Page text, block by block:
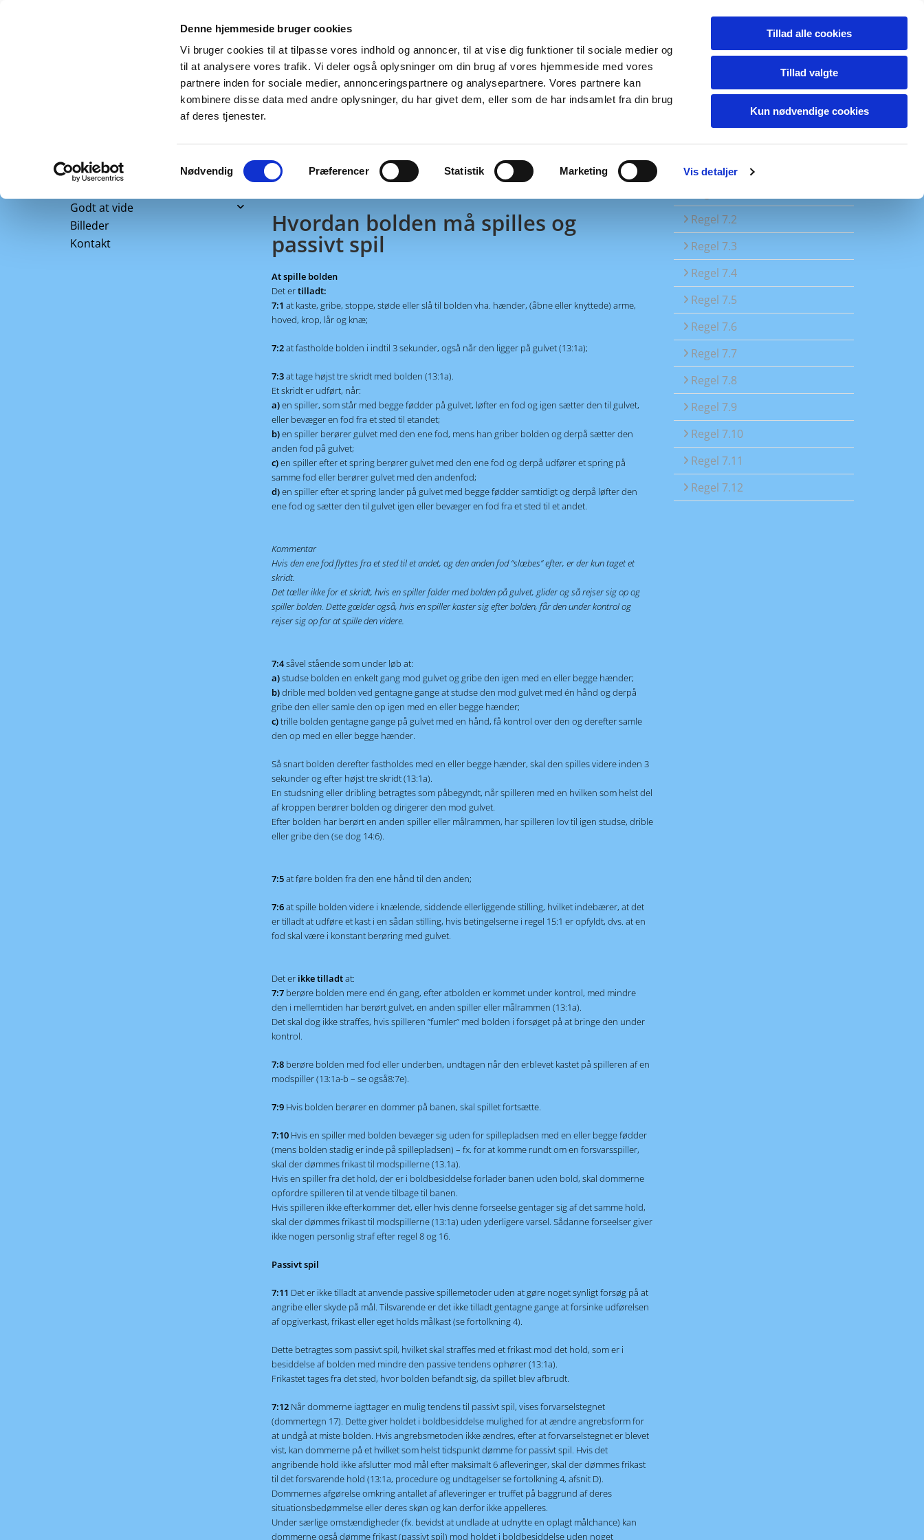
Denne hjemmeside bruger cookies
Vi bruger cookies til at tilpasse vores indhold og annoncer, til at vise dig funktioner til sociale medier og
til at analysere vores trafik. Vi deler også oplysninger om din brug af vores hjemmeside med vores
partnere inden for sociale medier, annonceringspartnere og analysepartnere. Vores partnere kan
kombinere disse data med andre oplysninger, du har givet dem, eller som de har indsamlet fra din brug
af deres tjenester.
Nødvendig Præferencer Statistik Marketing Vis detaljer
Tillad alle cookies
Tillad valgte
Kun nødvendige cookies
Nyheder
Generalforsamling
Love og vedtægter
Godt at vide
Regler
Shuttle run test
Beslutningskriterier
Billeder
Kontakt
Regel 7
Hvordan bolden må spilles og
passivt spil
At spille bolden
Det ertilladt:
7:1 at kaste, gribe, stoppe, støde eller slå til bolden vha. hænder, (åbne eller knyttede) arme,
hoved, krop, lår og knæ;
7:2at fastholde bolden i indtil 3 sekunder, også når den ligger på gulvet (13:1a);
7:3at tage højst tre skridt med bolden (13:1a).
Et skridt er udført, når:
a)en spiller, som står med begge fødder på gulvet, løfter en fod og igen sætter den til gulvet,
eller bevæger en fod fra et sted til etandet;
b)en spiller berører gulvet med den ene fod, mens han griber bolden og derpå sætter den
anden fod på gulvet;
c)en spiller efter et spring berører gulvet med den ene fod og derpå udfører et spring på
samme fod eller berører gulvet med den andenfod;
d)en spiller efter et spring lander på gulvet med begge fødder samtidigt og derpå løfter den
ene fod og sætter den til gulvet igen eller bevæger en fod fra et sted til et andet.
Kommentar
Hvis den ene fod flyttes fra et sted til et andet, og den anden fod “slæbes” efter, er der kun taget et
skridt.
Det tæller ikke for et skridt, hvis en spiller falder med bolden på gulvet, glider og så rejser sig op og
spiller bolden. Dette gælder også, hvis en spiller kaster sig efter bolden, får den under kontrol og
rejser sig op for at spille den videre.
7:4såvel stående som under løb at:
a)studse bolden en enkelt gang mod gulvet og gribe den igen med en eller begge hænder;
b)drible med bolden ved gentagne gange at studse den mod gulvet med én hånd og derpå
gribe den eller samle den op igen med en eller begge hænder;
c)trille bolden gentagne gange på gulvet med en hånd, få kontrol over den og derefter samle
den op med en eller begge hænder.
Så snart bolden derefter fastholdes med en eller begge hænder, skal den spilles videre inden 3
sekunder og efter højst tre skridt (13:1a).
En studsning eller dribling betragtes som påbegyndt, når spilleren med en hvilken som helst del
af kroppen berører bolden og dirigerer den mod gulvet.
Efter bolden har berørt en anden spiller eller målrammen, har spilleren lov til igen studse, drible
eller gribe den (se dog 14:6).
7:5at føre bolden fra den ene hånd til den anden;
7:6at spille bolden videre i knælende, siddende ellerliggende stilling, hvilket indebærer, at det
er tilladt at udføre et kast i en sådan stilling, hvis betingelserne i regel 15:1 er opfyldt, dvs. at en
fod skal være i konstant berøring med gulvet.
Det erikke tilladtat:
7:7 berøre bolden mere end én gang, efter atbolden er kommet under kontrol, med mindre
den i mellemtiden har berørt gulvet, en anden spiller eller målrammen (13:1a).
Det skal dog ikke straffes, hvis spilleren ”fumler” med bolden i forsøget på at bringe den under
kontrol.
7:8 berøre bolden med fod eller underben, undtagen når den erblevet kastet på spilleren af en
modspiller (13:1a-b – se også8:7e).
7:9 Hvis bolden berører en dommer på banen, skal spillet fortsætte.
7:10 Hvis en spiller med bolden bevæger sig uden for spillepladsen med en eller begge fødder
(mens bolden stadig er inde på spillepladsen) – fx. for at komme rundt om en forsvarsspiller,
skal der dømmes frikast til modspillerne (13.1a).
Hvis en spiller fra det hold, der er i boldbesiddelse forlader banen uden bold, skal dommerne
opfordre spilleren til at vende tilbage til banen.
Hvis spilleren ikke efterkommer det, eller hvis denne forseelse gentager sig af det samme hold,
skal der dømmes frikast til modspillerne (13:1a) uden yderligere varsel. Sådanne forseelser giver
ikke nogen personlig straf efter regel 8 og 16.
Passivt spil
7:11 Det er ikke tilladt at anvende passive spillemetoder uden at gøre noget synligt forsøg på at
angribe eller skyde på mål. Tilsvarende er det ikke tilladt gentagne gange at forsinke udførelsen
af opgiverkast, frikast eller eget holds målkast (se fortolkning 4).
Dette betragtes som passivt spil, hvilket skal straffes med et frikast mod det hold, som er i
besiddelse af bolden med mindre den passive tendens ophører (13:1a).
Frikastet tages fra det sted, hvor bolden befandt sig, da spillet blev afbrudt.
7:12 Når dommerne iagttager en mulig tendens til passivt spil, vises forvarselstegnet
(dommertegn 17). Dette giver holdet i boldbesiddelse mulighed for at ændre angrebsform for
at undgå at miste bolden. Hvis angrebsmetoden ikke ændres, efter at forvarselstegnet er blevet
vist, kan dommerne på et hvilket som helst tidspunkt dømme for passivt spil. Hvis det
angribende hold ikke afslutter mod mål efter maksimalt 6 afleveringer, skal der dømmes frikast
til det forsvarende hold (13:1a, procedure og undtagelser se fortolkning 4, afsnit D).
Dommernes afgørelse omkring antallet af afleveringer er truffet på baggrund af deres
situationsbedømmelse eller deres skøn og kan derfor ikke appelleres.
Under særlige omstændigheder (fx. bevidst at undlade at udnytte en oplagt målchance) kan
dommerne også dømme frikast (passivt spil) mod holdet i boldbesiddelse uden noget
Lydfiler
Regel 7.2
Regel 7.3
Regel 7.4
Regel 7.5
Regel 7.6
Regel 7.7
Regel 7.8
Regel 7.9
Regel 7.10
Regel 7.11
Regel 7.12